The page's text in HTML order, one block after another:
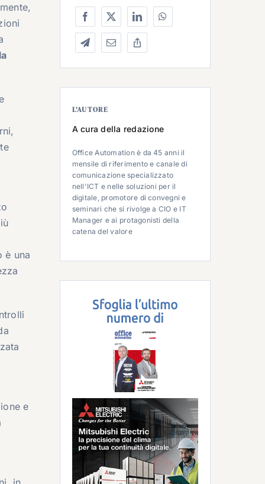
è una
e
L’AUTORE
A cura della redazione
Office Automation è da 45 anni il
mensile di riferimento e canale di
comunicazione specializzato
nell'ICT e nelle soluzioni per il
digitale, promotore di convegni e
seminari che si rivolge a CIO e IT
Manager e ai protagonisti della
catena del valore